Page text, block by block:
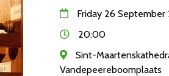
Friday 26
20:00
Sint-
Vandepeereboomplaats